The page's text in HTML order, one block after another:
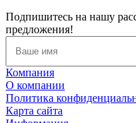
Подпишитесь на нашу
предложения!
Компания
О компании
Политика
Карта сайта